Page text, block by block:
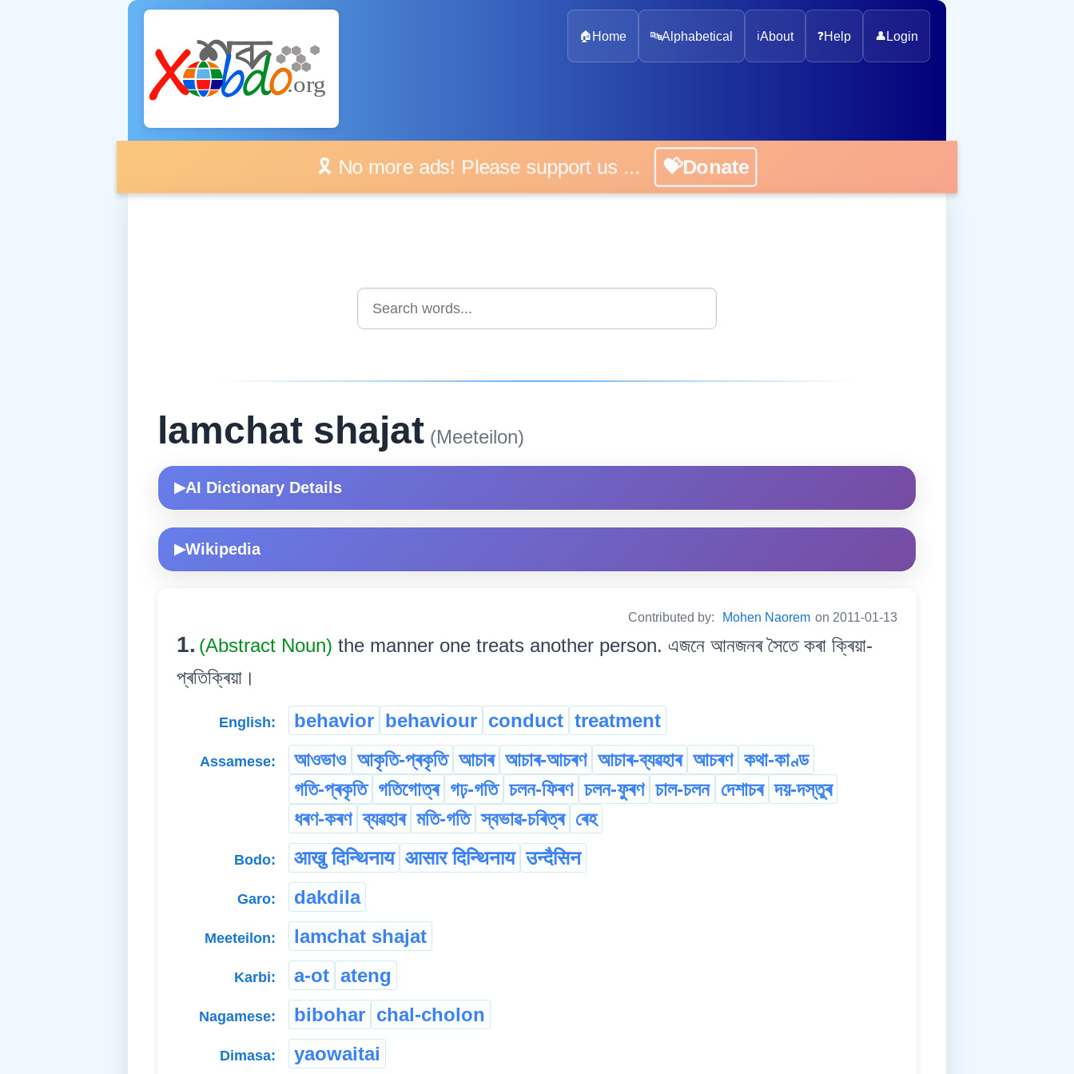
🏠 Home 🔤Alphabetical ℹ️About ❓Help 👤 Login
🎗️ No more ads! Please support us ... 💝Donate
lamchat shajat (Meeteilon)
▶AI Dictionary Details
▶Wikipedia
Contributed by: Mohen Naorem on 2011-01-13
1. (Abstract Noun) the manner one treats another person. এজনে আনজনৰ সৈতে কৰা ক্ৰিয়া-
প্ৰতিক্ৰিয়া।
English: behavior behaviour conduct treatment
Assamese: আওভাও আকৃতি-প্ৰকৃতি আচাৰ আচাৰ-আচৰণ আচাৰ-ব্যৱহাৰ আচৰণ কথা-কাণ্ড
গতি-প্ৰকৃতি গতিগোত্ৰ গঢ়-গতি চলন-ফিৰণ চলন-ফুৰণ চাল-চলন দেশাচৰ দয়-দস্তুৰ
ধৰণ-কৰণ ব্যৱহাৰ মতি-গতি স্বভাৱ-চৰিত্ৰ ৰেহ
Bodo: आखु दिन्थिनाय आसार दिन्थिनाय उन्दैसिन
Garo: dakdila
Meeteilon: lamchat shajat
Karbi: a-ot ateng
Nagamese: bibohar chal-cholon
Dimasa: yaowaitai